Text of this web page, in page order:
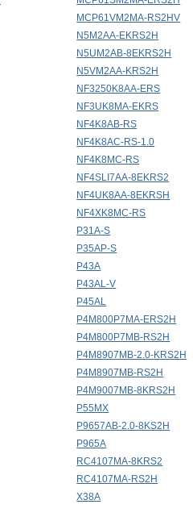
MCP61VM2MA-RS2HV
N5M2AA-EKRS2H
N5UM2AB-8EKRS2H
N5VM2AA-KRS2H
NF3250K8AA-ERS
NF3UK8MA-EKRS
NF4K8AB-RS
NF4K8AC-RS-1.0
NF4K8MC-RS
NF4SLI7AA-8EKRS2
NF4UK8AA-8EKRSH
NF4XK8MC-RS
P31A-S
P35AP-S
P43A
P43AL-V
P45AL
P4M800P7MA-ERS2H
P4M800P7MB-RS2H
P4M8907MB-2.0-KRS2H
P4M8907MB-RS2H
P4M9007MB-8KRS2H
P55MX
P9657AB-2.0-8KS2H
P965A
RC4107MA-8KRS2
RC4107MA-RS2H
X38A